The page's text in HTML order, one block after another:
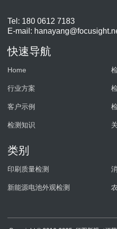
Tel: 180 0612 7183
E-mail:
快速导航
Home
行业方案
客户示例
检测知识
类别
印刷质量检测
新能源电池外观检测